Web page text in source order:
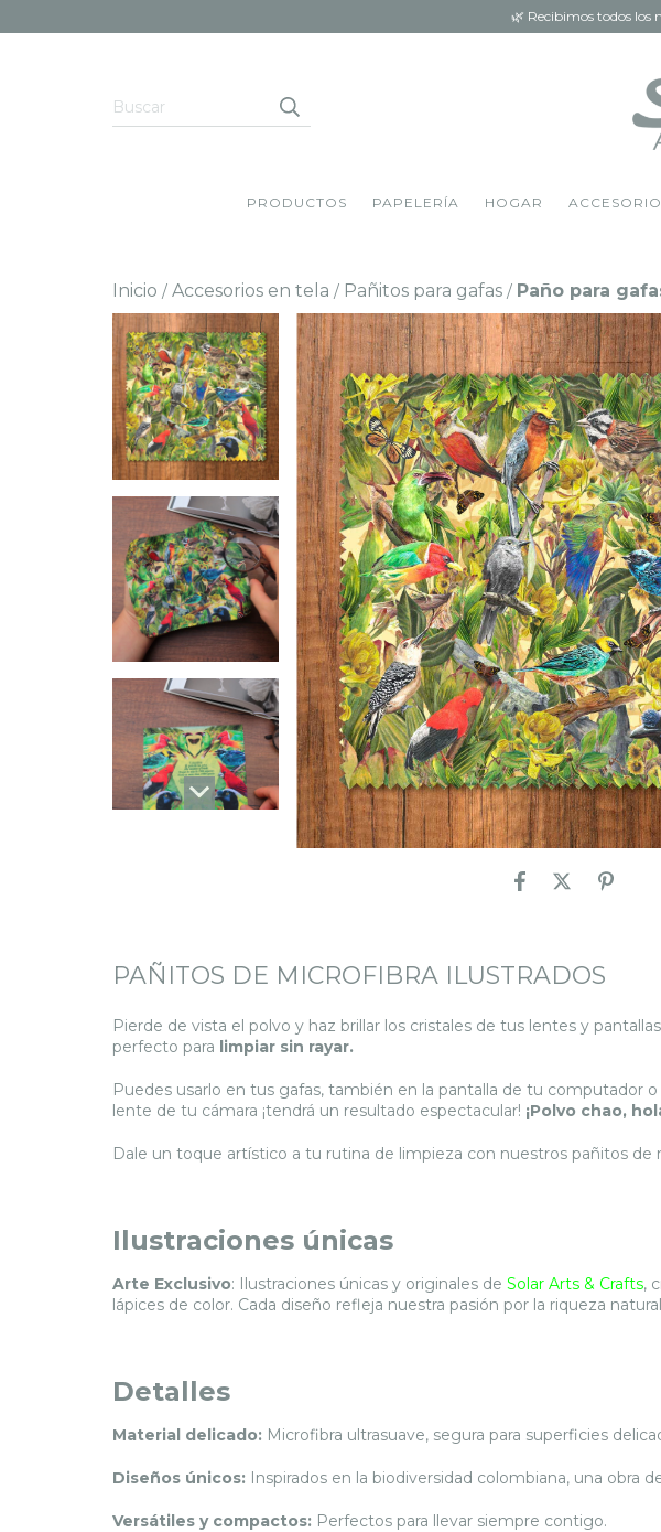
🌿 Recibimos todos los
PRODUCTOS PAPELERÍA HOGAR
Inicio / Accesorios en tela / Pañitos para gafas / Paño para
PAÑITOS DE MICROFIBRA ILUSTRADOS
Pierde de vista el polvo y haz brillar los cristales de tus lentes y
perfecto para limpiar sin rayar.
Puedes usarlo en tus gafas, también en la pantalla de tu computador
lente de tu cámara ¡tendrá un resultado espectacular! ¡Polvo chao,
Dale un toque artístico a tu rutina de limpieza con nuestros pañitos de
Ilustraciones únicas
Arte Exclusivo: Ilustraciones únicas y originales de Solar Arts & Crafts,
lápices de color. Cada diseño refleja nuestra pasión por la riqueza
Detalles
Material delicado: Microfibra ultrasuave, segura para superficies
Diseños únicos: Inspirados en la biodiversidad colombiana, una obra
Versátiles y compactos: Perfectos para llevar siempre contigo.